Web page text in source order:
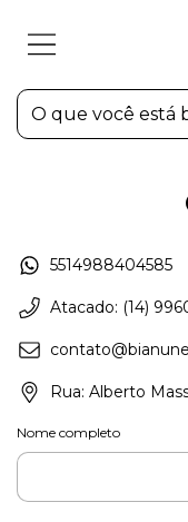
5514988404585
Atacado: (14)
Rua: Alberto
Nome completo